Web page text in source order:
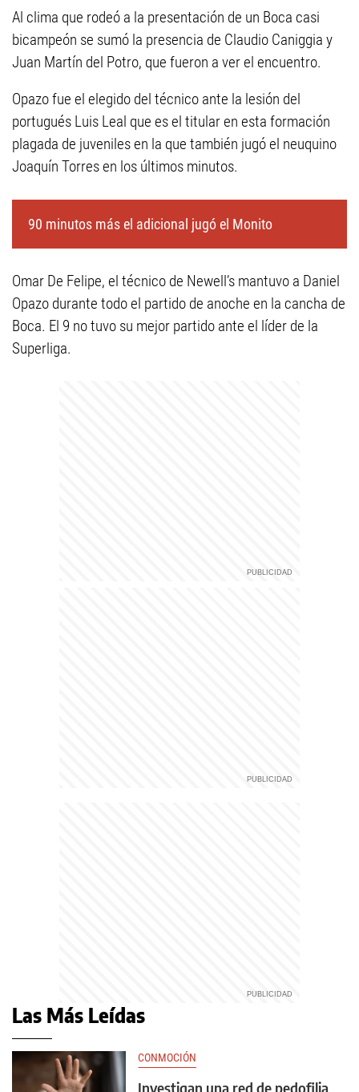
Al clima que rodeó a la presentación de un Boca casi
bicampeón se sumó la presencia de Claudio Caniggia y
Juan Martín del Potro, que fueron a ver el encuentro.
Opazo fue el elegido del técnico ante la lesión del
portugués Luis Leal que es el titular en esta formación
plagada de juveniles en la que también jugó el neuquino
Joaquín Torres en los últimos minutos.
90 minutos más el adicional jugó el Monito
Omar De Felipe, el técnico de Newell’s mantuvo a Daniel
Opazo durante todo el partido de anoche en la cancha de
Boca. El 9 no tuvo su mejor partido ante el líder de la
Superliga.
Las Más Leídas
CONMOCIÓN
Investigan una red de pedofilia